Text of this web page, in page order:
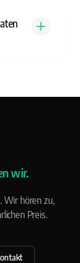
wir.
Wir hören zu,
Preis.